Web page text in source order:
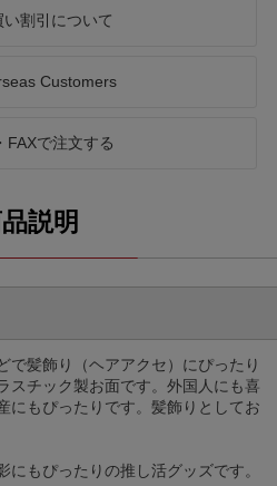
い割引について
Customers
で注文する
で髪飾り（ヘアアクセ）にぴったり
スチック製お面です。外国人にも喜
にもぴったりです。髪飾りとしてお
にもぴったりの推し活グッズです。